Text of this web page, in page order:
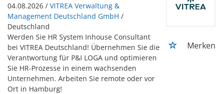
04.08.2026 / VITREA Verwaltung &
Management Deutschland GmbH /
Deutschland
Werden Sie HR System Inhouse Consultant
bei VITREA Deutschland! Übernehmen Sie die
Verantwortung für P&I LOGA und optimieren
Sie HR-Prozesse in einem wachsenden
Unternehmen. Arbeiten Sie remote oder vor
Ort in Hamburg!
Merken